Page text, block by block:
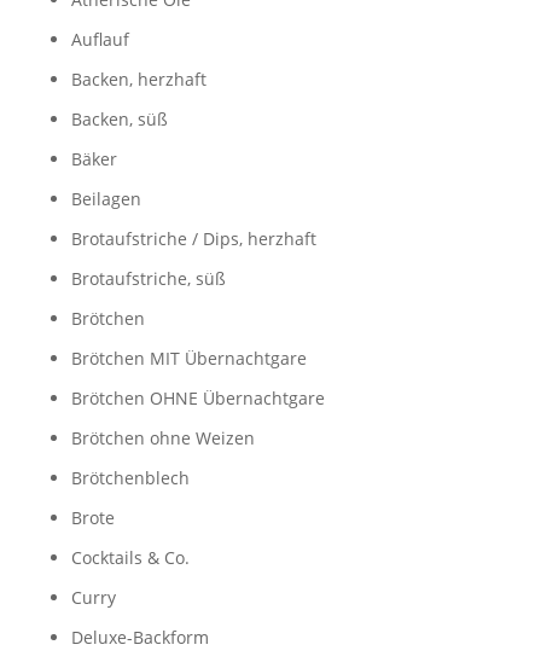
Auflauf
Backen, herzhaft
Backen, süß
Bäker
Beilagen
Brotaufstriche / Dips, herzhaft
Brotaufstriche, süß
Brötchen
Brötchen MIT Übernachtgare
Brötchen OHNE Übernachtgare
Brötchen ohne Weizen
Brötchenblech
Brote
Cocktails & Co.
Curry
Deluxe-Backform